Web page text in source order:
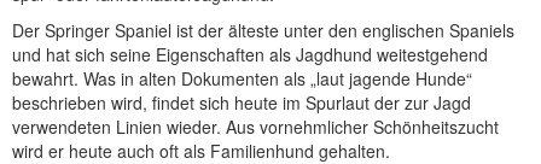
Der Springer Spaniel ist der älteste unter den englischen Spaniels
und hat sich seine Eigenschaften als Jagdhund weitestgehend
bewahrt. Was in alten Dokumenten als „laut jagende Hunde“
beschrieben wird, findet sich heute im Spurlaut der zur Jagd
verwendeten Linien wieder. Aus vornehmlicher Schönheitszucht
wird er heute auch oft als Familienhund gehalten.